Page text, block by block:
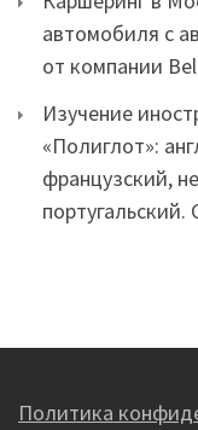
автомобиля с
от компании
Изучение
«Полиглот»:
французский,
Политика